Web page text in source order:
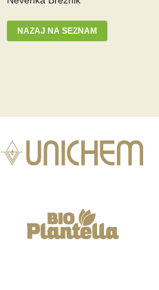
NAZAJ NA SEZNAM